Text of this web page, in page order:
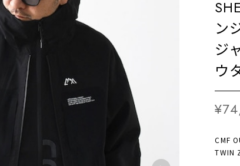
ン
ジ
ウ
CMF
TWIN